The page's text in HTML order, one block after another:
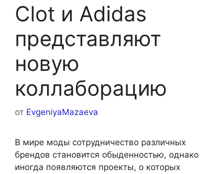
Clot и Adidas
представляют
новую
коллаборацию
от EvgeniyaMazaeva
В мире моды сотрудничество различных
брендов становится обыденностью, однако
иногда появляются проекты, о которых